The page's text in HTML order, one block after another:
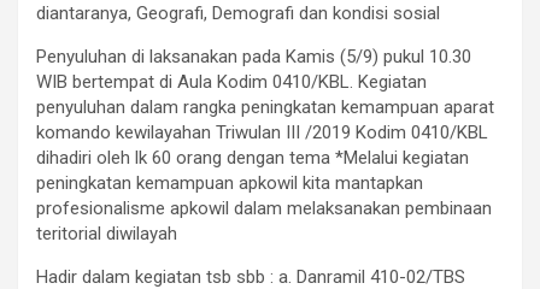
diantaranya, Geografi, Demografi dan kondisi sosial
Penyuluhan di laksanakan pada Kamis (5/9) pukul 10.30
WIB bertempat di Aula Kodim 0410/KBL. Kegiatan
penyuluhan dalam rangka peningkatan kemampuan aparat
komando kewilayahan Triwulan III /2019 Kodim 0410/KBL
dihadiri oleh lk 60 orang dengan tema *Melalui kegiatan
peningkatan kemampuan apkowil kita mantapkan
profesionalisme apkowil dalam melaksanakan pembinaan
teritorial diwilayah
Hadir dalam kegiatan tsb sbb : a. Danramil 410-02/TBS